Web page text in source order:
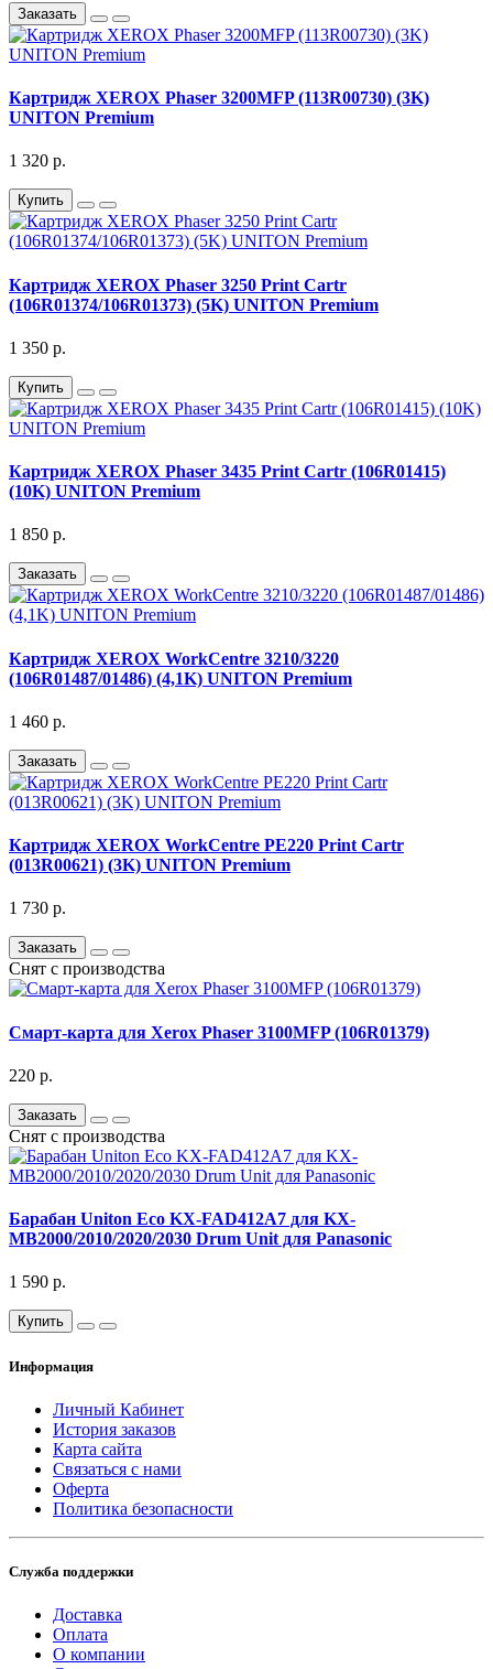
Заказать
Картридж XEROX Phaser 3200MFP (113R00730) (3K)
UNITON Premium
1 320 р.
Купить
Картридж XEROX Phaser 3250 Print Cartr
(106R01374/106R01373) (5K) UNITON Premium
1 350 р.
Купить
Картридж XEROX Phaser 3435 Print Cartr (106R01415)
(10K) UNITON Premium
1 850 р.
Заказать
Картридж XEROX WorkCentre 3210/3220
(106R01487/01486) (4,1K) UNITON Premium
1 460 р.
Заказать
Картридж XEROX WorkCentre PE220 Print Cartr
(013R00621) (3K) UNITON Premium
1 730 р.
Заказать
Снят с производства
Смарт-карта для Xerox Phaser 3100MFP (106R01379)
220 р.
Заказать
Снят с производства
Барабан Uniton Eco KX-FAD412A7 для KX-
MB2000/2010/2020/2030 Drum Unit для Panasonic
1 590 р.
Купить
Информация
Личный Кабинет
История заказов
Карта сайта
Связаться с нами
Оферта
Политика безопасности
Служба поддержки
Доставка
Оплата
О компании